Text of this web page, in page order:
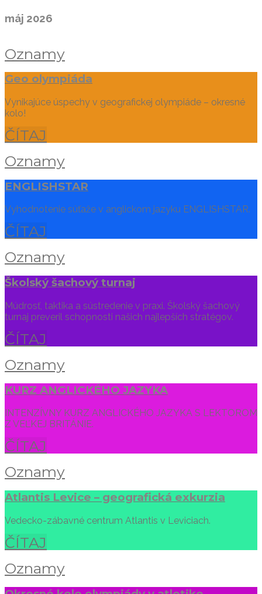
máj 2026
Oznamy
Geo olympiáda
Vynikajúce úspechy v geografickej olympiáde – okresné
kolo!
ČÍTAJ
Oznamy
ENGLISHSTAR
Vyhodnotenie súťaže v anglickom jazyku ENGLISHSTAR.
ČÍTAJ
Oznamy
Školský šachový turnaj
Múdrosť, taktika a sústredenie v praxi. Školský šachový
turnaj preveril schopnosti našich najlepších stratégov.
ČÍTAJ
Oznamy
KURZ ANGLICKÉHO JAZYKA
INTENZÍVNY KURZ ANGLICKÉHO JAZYKA S LEKTOROM
Z VEĽKEJ BRITÁNIE.
ČÍTAJ
Oznamy
Atlantis Levice – geografická exkurzia
Vedecko-zábavné centrum Atlantis v Leviciach.
ČÍTAJ
Oznamy